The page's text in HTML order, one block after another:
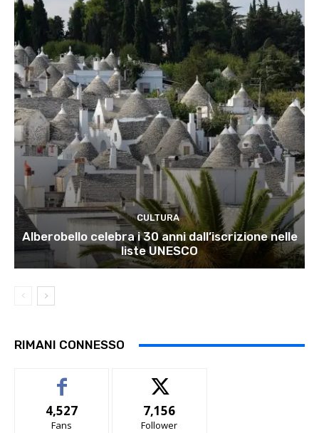
CULTURA
Alberobello celebra i 30 anni dall’iscrizione nelle
liste UNESCO
RIMANI CONNESSO
4,527
Fans
7,156
Follower